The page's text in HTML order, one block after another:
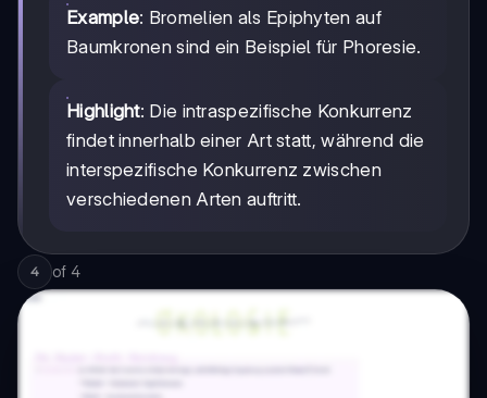
Example: Bromelien als Epiphyten auf
Baumkronen sind ein Beispiel für Phoresie.
Highlight: Die intraspezifische Konkurrenz
findet innerhalb einer Art statt, während die
interspezifische Konkurrenz zwischen
verschiedenen Arten auftritt.
4 of 4